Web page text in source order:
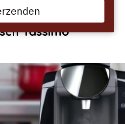
Tassimo